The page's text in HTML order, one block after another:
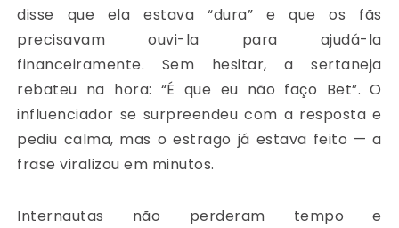
disse que ela estava “dura” e que os fãs
precisavam ouvi-la para ajudá-la
financeiramente. Sem hesitar, a sertaneja
rebateu na hora: “É que eu não faço Bet”. O
influenciador se surpreendeu com a resposta e
pediu calma, mas o estrago já estava feito — a
frase viralizou em minutos.
Internautas não perderam tempo e